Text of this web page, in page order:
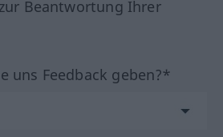
Beantwortung Ihrer
uns Feedback geben?*